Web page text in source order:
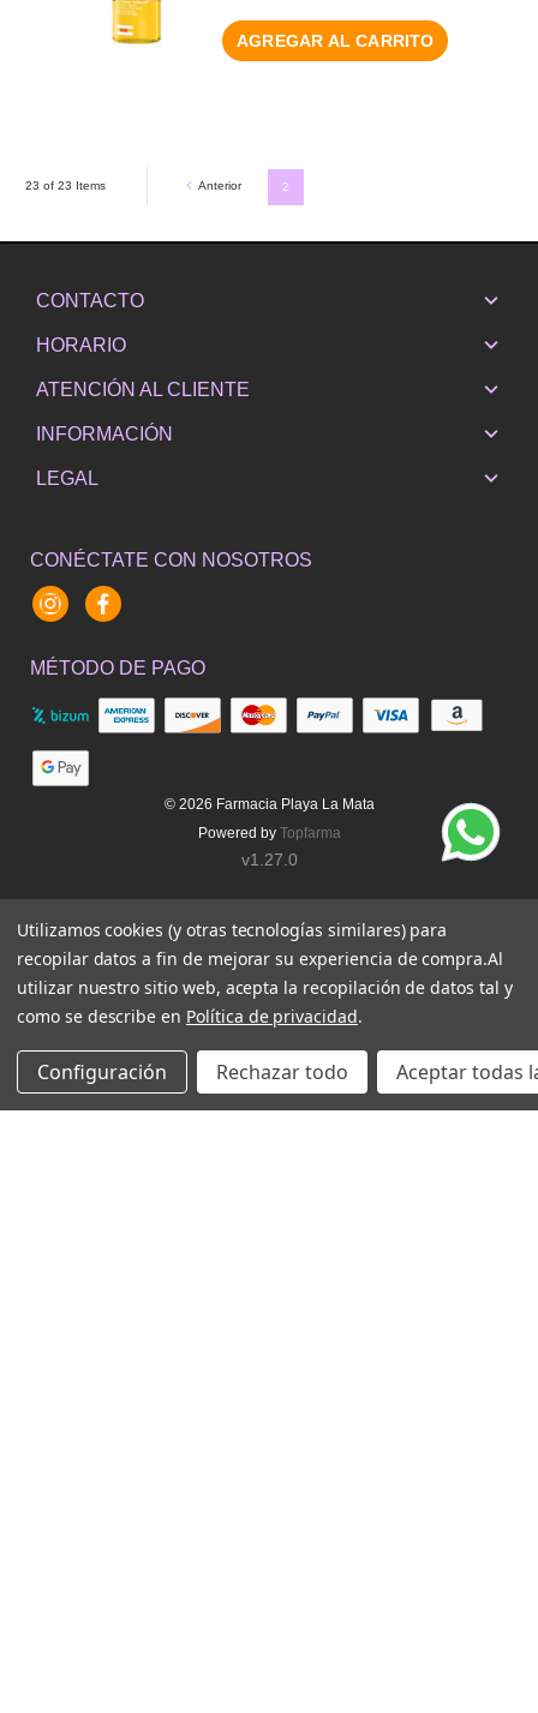
AGREGAR AL CARRITO
23 of 23 Items Anterior 2
CONTACTO
HORARIO
ATENCIÓN AL CLIENTE
INFORMACIÓN
LEGAL
CONÉCTATE CON NOSOTROS
InstagramFacebook
MÉTODO DE PAGO
© 2026 Farmacia Playa La Mata
Powered by Topfarma
v1.27.0
Utilizamos cookies (y otras tecnologías similares) para
recopilar datos a fin de mejorar su experiencia de compra.Al
utilizar nuestro sitio web, acepta la recopilación de datos tal y
como se describe en Política de privacidad.
Configuración Rechazar todo Aceptar todas